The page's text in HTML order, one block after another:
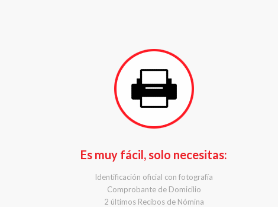
Es muy fácil, solo necesitas:
Identificación oficial con fotografía
Comprobante de Domicilio
2 últimos Recibos de Nómina